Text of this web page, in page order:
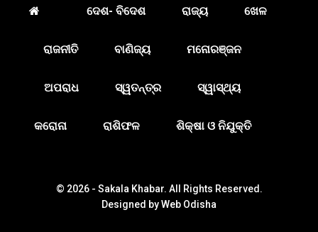
ଦେଶ- ବିଦେଶ ରାଜ୍ୟ ଖେଳ
ରାଜନୀତି ବାଣିଜ୍ୟ ମନୋରଞ୍ଜନ
ଅପରାଧ ସ୍ୱତନ୍ତ୍ର ସ୍ୱାସ୍ଥ୍ୟ
କରୋନା ରାଶିଫଳ ଶିକ୍ଷା ଓ ନିଯୁକ୍ତି
© 2026 - Sakala Khabar. All Rights Reserved.
Designed byWeb Odisha